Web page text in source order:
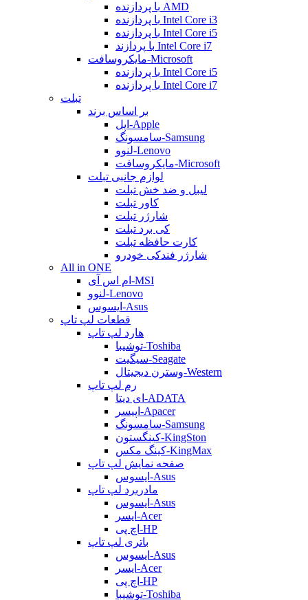
با پردازنده AMD
با پردازنده Intel Core i3
با پردازنده Intel Core i5
با پردازند Intel Core i7
مایکروسافت-Microsoft
با پردازنده Intel Core i5
با پردازنده Intel Core i7
تبلت
بر اساس برند
اپل-Apple
سامسونگ-Samsung
لنوو-Lenovo
مایکروسافت-Microsoft
لوازم جانبی تبلت
لیبل و ضد خش تبلت
کاور تبلت
شارژر تبلت
کی برد تبلت
کارت حافظه تبلت
شارژر فندکی خودرو
All in ONE
ام اس آی-MSI
لنوو-Lenovo
ایسوس-Asus
قطعات لپ تاپ
هارد لپ تاپ
توشیبا-Toshiba
سیگیت-Seagate
وسترن دیجیتال-Western
رم لپ تاپ
ای دیتا-ADATA
اپیسر-Apacer
سامسونگ-Samsung
کینگستون-KingSton
کینگ مکس-KingMax
صفحه نمایش لپ تاپ
ایسوس-Asus
مادربرد لپ تاپ
ایسوس-Asus
ایسر-Acer
اچ پی-HP
باتری لپ تاپ
ایسوس-Asus
ایسر-Acer
اچ پی-HP
توشیبا-Toshiba